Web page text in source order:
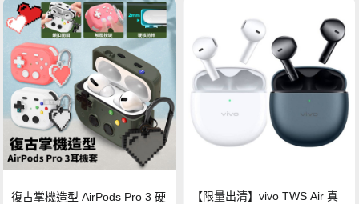
復古掌機造型 AirPods Pro 3 硬
【限量出清】vivo TWS Air 真